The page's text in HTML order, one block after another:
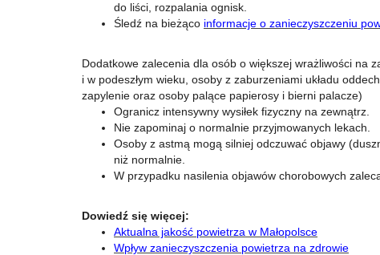
do liści, rozpalania ognisk.
Śledź na bieżąco informacje o zanieczyszczeniu
Dodatkowe zalecenia dla osób o większej wrażliwości na
i w podeszłym wieku, osoby z zaburzeniami układu
zapylenie oraz osoby palące papierosy i bierni palacze)
Ogranicz intensywny wysiłek fizyczny na zewnątrz.
Nie zapominaj o normalnie przyjmowanych lekach.
Osoby z astmą mogą silniej odczuwać objawy
niż normalnie.
W przypadku nasilenia objawów chorobowych
Dowiedź się więcej:
Aktualna jakość powietrza w Małopolsce
Wpływ zanieczyszczenia powietrza na zdrowie